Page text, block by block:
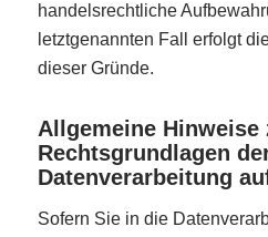
handelsrechtliche
letztgenannten Fall erfolgt
dieser Gründe.
Allgemeine Hinweise
Rechtsgrundlagen
Datenverarbeitung
Sofern Sie in die